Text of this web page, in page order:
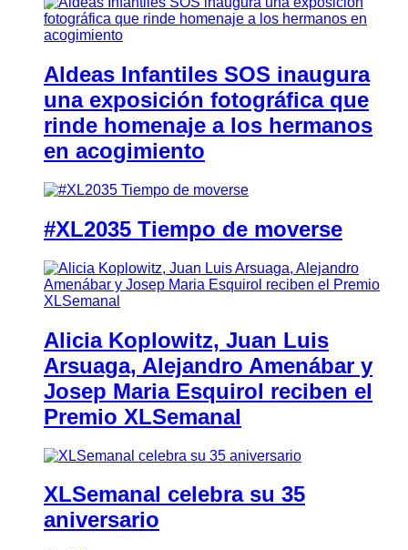
Aldeas Infantiles SOS inaugura
una exposición fotográfica que
rinde homenaje a los hermanos
en acogimiento
#XL2035 Tiempo de moverse
Alicia Koplowitz, Juan Luis
Arsuaga, Alejandro Amenábar y
Josep Maria Esquirol reciben el
Premio XLSemanal
XLSemanal celebra su 35
aniversario